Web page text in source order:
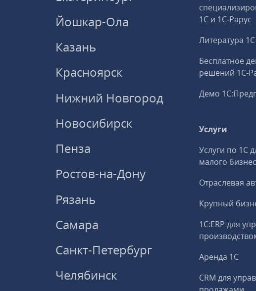
Йошкар-Ола
Казань
Красноярск
Нижний Новгород
Новосибирск
Пенза
Ростов-на-Дону
Рязань
Самара
Санкт-Петербург
Челябинск
1С и 1С‑Рарус
Литература 1С
Бесплатное
решений
Демо
Услуги
Услуги по 1С
малого
Отраслевая
Крупный
1С:ERP для
Аренда 1С
CRM для